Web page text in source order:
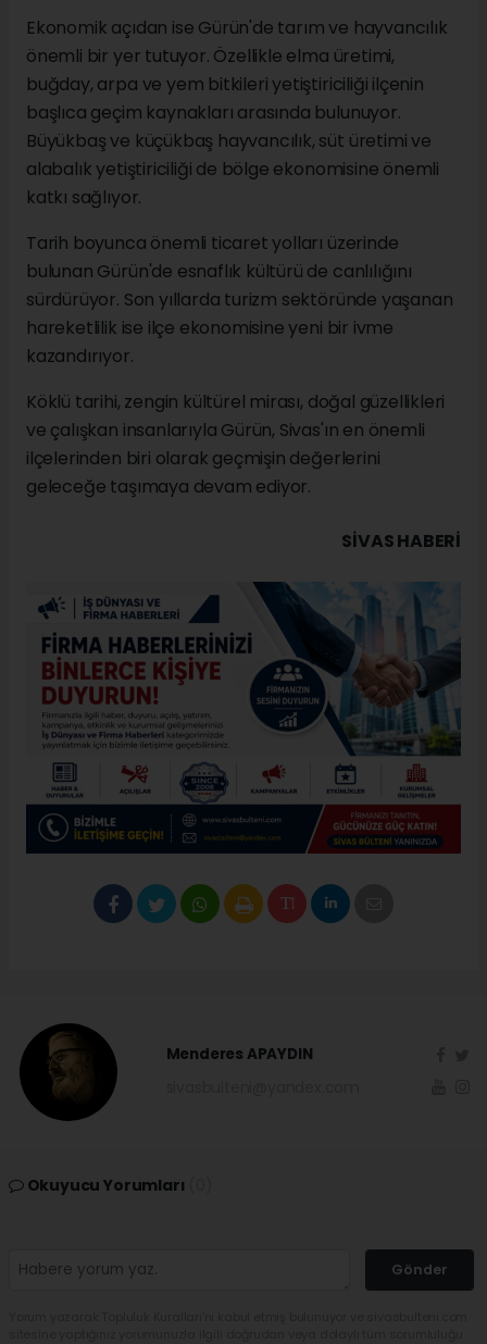
Ekonomik açıdan ise Gürün'de tarım ve hayvancılık
önemli bir yer tutuyor. Özellikle elma üretimi,
buğday, arpa ve yem bitkileri yetiştiriciliği ilçenin
başlıca geçim kaynakları arasında bulunuyor.
Büyükbaş ve küçükbaş hayvancılık, süt üretimi ve
alabalık yetiştiriciliği de bölge ekonomisine önemli
katkı sağlıyor.
Tarih boyunca önemli ticaret yolları üzerinde
bulunan Gürün'de esnaflık kültürü de canlılığını
sürdürüyor. Son yıllarda turizm sektöründe yaşanan
hareketlilik ise ilçe ekonomisine yeni bir ivme
kazandırıyor.
Köklü tarihi, zengin kültürel mirası, doğal güzellikleri
ve çalışkan insanlarıyla Gürün, Sivas'ın en önemli
ilçelerinden biri olarak geçmişin değerlerini
geleceğe taşımaya devam ediyor.
SIVAS HABERİ
Menderes APAYDIN
Okuyucu Yorumları
Gönder